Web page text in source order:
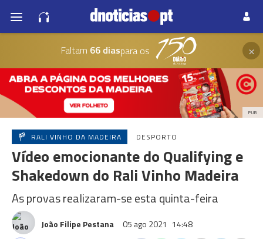
Faltam 66 diaspara os ×
PUB
RALI VINHO DA MADEIRA DESPORTO
Vídeo emocionante do Qualifying e
Shakedown do Rali Vinho Madeira
As provas realizaram-se esta quinta-feira
João Filipe Pestana 05 ago 2021 14:48